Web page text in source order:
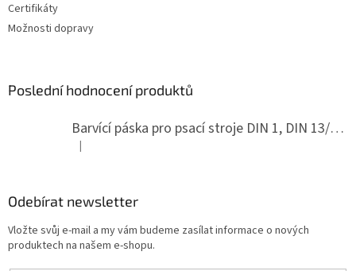
Certifikáty
Možnosti dopravy
Poslední hodnocení produktů
Barvící páska pro psací stroje DIN 1, DIN 13/10, LAND, PA červenočerná
Hodnocení produktu je 5 z 5 hvězdiček.
|
Odebírat newsletter
Vložte svůj e-mail a my vám budeme zasílat informace o nových
produktech na našem e-shopu.